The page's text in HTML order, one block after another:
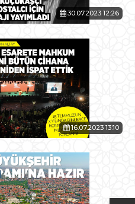
30.07.2023 12:26
16.07.2023 13:10